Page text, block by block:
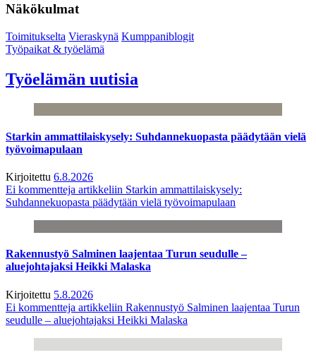
Näkökulmat
Toimitukselta Vieraskynä Kumppaniblogit
Työpaikat & työelämä
Työelämän uutisia
Starkin ammattilaiskysely: Suhdannekuopasta päädytään vielä
työvoimapulaan
Kirjoitettu 6.8.2026
Ei kommentteja artikkeliin Starkin ammattilaiskysely:
Suhdannekuopasta päädytään vielä työvoimapulaan
Rakennustyö Salminen laajentaa Turun seudulle –
aluejohtajaksi Heikki Malaska
Kirjoitettu 5.8.2026
Ei kommentteja artikkeliin Rakennustyö Salminen laajentaa Turun
seudulle – aluejohtajaksi Heikki Malaska